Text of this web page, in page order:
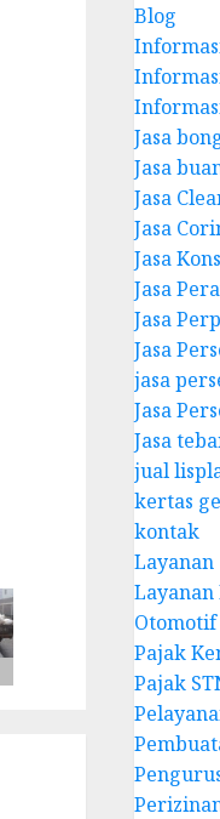
Blog
Jasa
Jasa
Jasa
Jasa
Jasa
Jasa
Jasa
Jasa
jasa
Jasa
Jasa
jual
kertas
kontak
Layanan
Layanan
Otomotif
Pajak
Pajak